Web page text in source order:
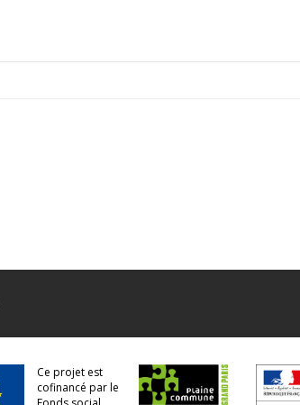
Ce projet est
cofinancé par le